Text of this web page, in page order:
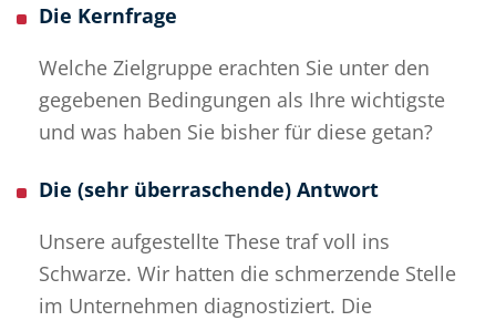
Die Kernfrage
Welche Zielgruppe erachten Sie unter den
gegebenen Bedingungen als Ihre wichtigste
und was haben Sie bisher für diese getan?
Die (sehr überraschende) Antwort
Unsere aufgestellte These traf voll ins
Schwarze. Wir hatten die schmerzende Stelle
im Unternehmen diagnostiziert. Die